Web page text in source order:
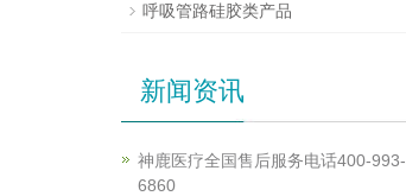
呼吸管路硅胶类产品
新闻资讯
神鹿医疗全国售后服务电话400-993-
6860